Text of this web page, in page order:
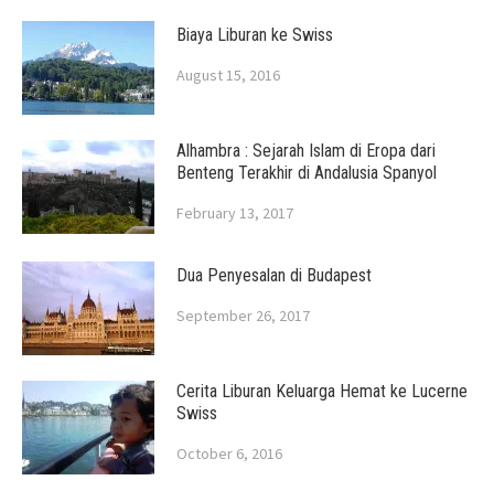
Biaya Liburan ke Swiss
August 15, 2016
Alhambra : Sejarah Islam di Eropa dari
Benteng Terakhir di Andalusia Spanyol
February 13, 2017
Dua Penyesalan di Budapest
September 26, 2017
Cerita Liburan Keluarga Hemat ke Lucerne
Swiss
October 6, 2016